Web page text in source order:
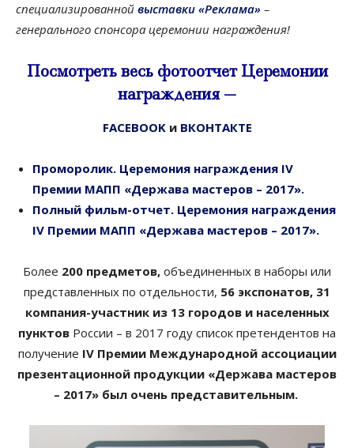
специализированной выставки «Реклама» –
генерального спонсора церемонии награждения!
Посмотреть весь фотоотчет Церемонии
награждения —
FACEBOOKи ВКОНТАКТЕ
Проморолик. Церемония награждения IV
Премии МАПП «Держава мастеров – 2017».
Полный фильм-отчет. Церемония награждения
IV Премии МАПП «Держава мастеров – 2017».
Более 200 предметов, объединенных в наборы или
представленных по отдельности, 56 экспонатов, 31
компания-участник из 13 городов и населенных
пунктов России – в 2017 году список претендентов на
получение IV Премии Международной ассоциации
презентационной продукции «Держава мастеров
– 2017» был очень представительным.